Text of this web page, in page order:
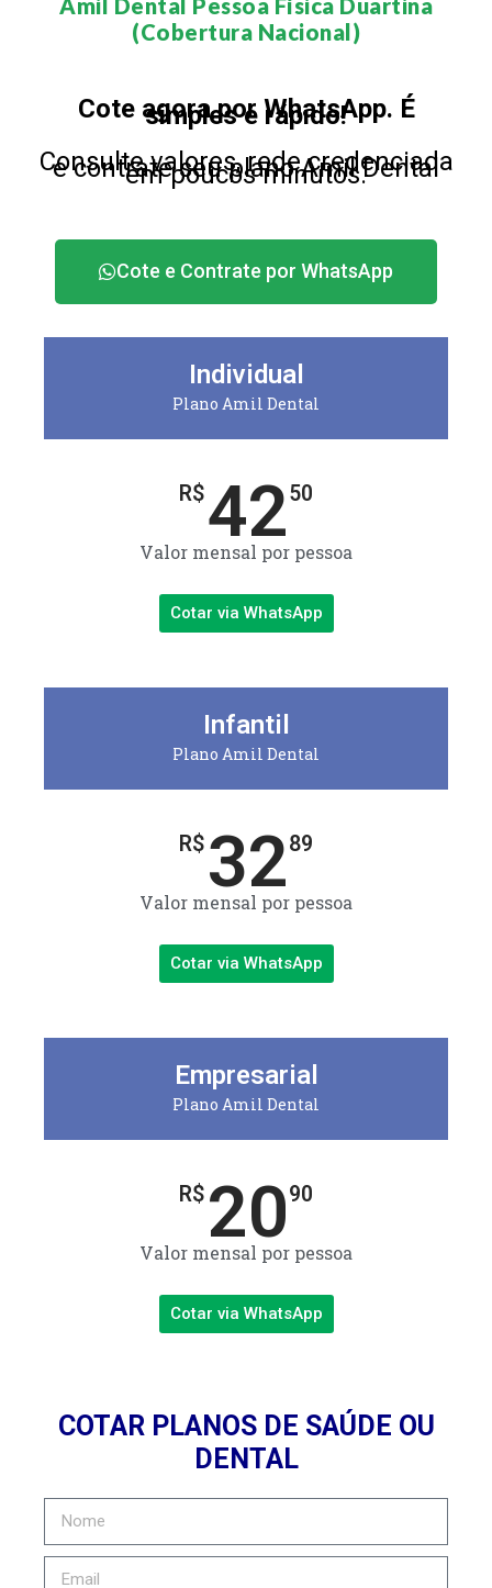
Amil Dental Pessoa Física Duartina
(Cobertura Nacional)​
Cote agora por WhatsApp. É
simples e rápido!
Consulte valores, rede credenciada
e contrate seu plano Amil Dental
em poucos minutos.
Cote e Contrate por WhatsApp
Individual
Plano Amil Dental
R$4250
Valor mensal por pessoa
Cotar via WhatsApp
Infantil
Plano Amil Dental
R$ 3289
Valor mensal por pessoa
Cotar via WhatsApp
Empresarial
Plano Amil Dental
R$ 2090
Valor mensal por pessoa
Cotar via WhatsApp
COTAR PLANOS DE SAÚDE OU
DENTAL